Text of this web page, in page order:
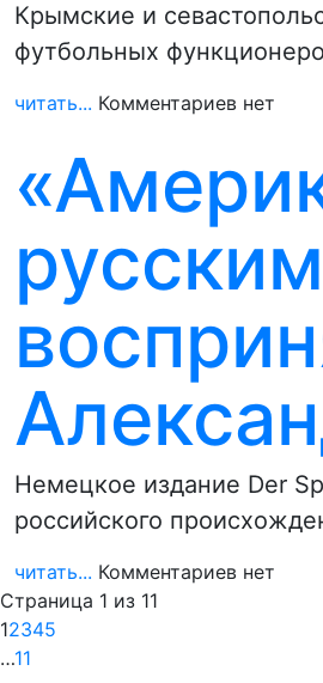
Крымские и
футбольных
читать... Комментариев нет
Немецкое издание Der
российского
читать... Комментариев нет
Страница 1 из 11
12345
…11